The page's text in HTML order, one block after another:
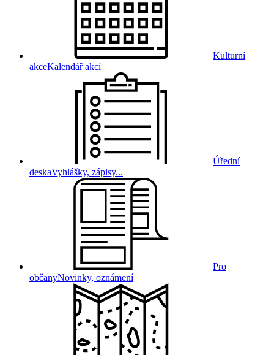
Kulturní
akceKalendář akcí
Úřední
deskaVyhlášky, zápisy...
Pro
občanyNovinky, oznámení